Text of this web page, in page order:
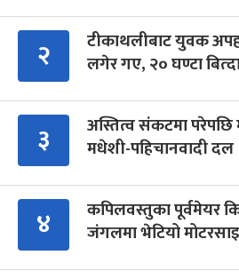
२
टीकाथलीबाट युवक
लगेर गए, २० घण्टा
३
अस्तित्व संकटमा परेपछि
मधेशी-पहिचानवादी दल
४
कपिलवस्तुका पूर्वमेयर
जंगलमा भेटियो